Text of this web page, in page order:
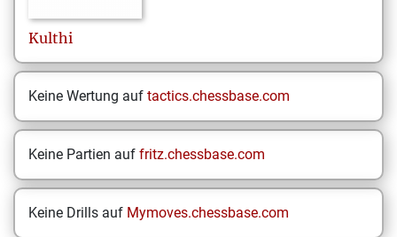
Kulthi
Keine Wertung auf tactics.chessbase.com
Keine Partien auf fritz.chessbase.com
Keine Drills auf Mymoves.chessbase.com